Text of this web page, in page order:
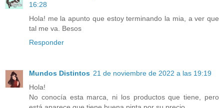
16:28
Hola! me la apunto que estoy terminando la mia, a ver que
tal me va. Besos
Responder
Mundos Distintos 21 de noviembre de 2022 a las 19:19
Hola!
No conocía esta marca, ni los productos que tiene, pero